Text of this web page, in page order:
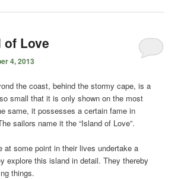
of Love
4, 2013
the coast, behind the stormy cape, is a
small that it is only shown on the most
same, it possesses a certain fame in
sailors name it the “Island of Love”.
at some point in their lives undertake a
explore this island in detail. They thereby
things.